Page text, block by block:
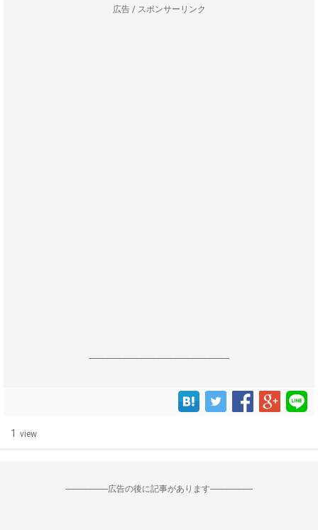
広告 / スポンサーリンク
------------------------------------------------------------------
1 view
--------------------広告の後に記事があります--------------------